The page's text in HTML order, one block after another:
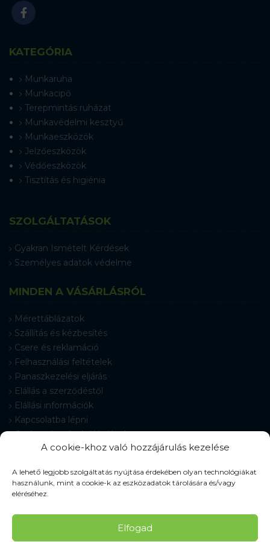
A cookie-khoz való hozzájárulás kezelése
A lehető legjobb szolgáltatás nyújtása érdekében olyan technológiákat
használunk, mint a cookie-k az eszközadatok tárolására és/vagy
eléréséhez.
Elfogad
KATEGÓRIA
Munkaruha
Munkacipő
Terepmintás ruházat
Munkavédelmi kesztyű
Munkaeszközök
Jelzőeszközök
Védőeszközök
Tisztítás és higiénia
SZOLGÁLTATÁSOK
Gyakran Ismételt Kérdések
Személyes adatok védelme
MINDEN A VÁSÁRLÁSRÓL
Mérettáblázatok
Szállítás és kézbesítés
Csere és reklamáció
Felhasználási feltételek
Panaszkezelési eljárás
Elállás a szerződéstől
Elállási információk
Kapcsolatba lépni
Gyakran Ismételt Kérdések
Cookie-beállítások